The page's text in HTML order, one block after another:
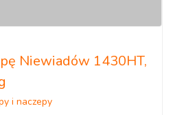
Niewiadów 1430HT,
i naczepy